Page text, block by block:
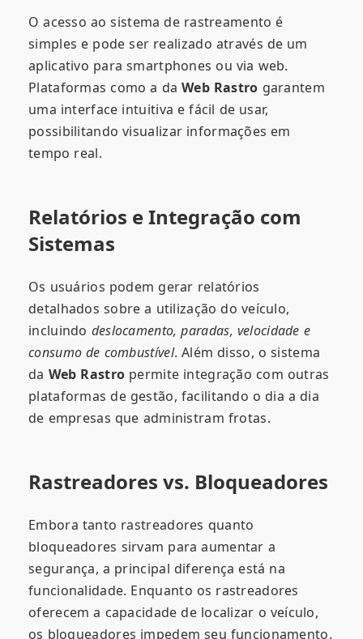
O acesso ao sistema de rastreamento é
simples e pode ser realizado através de um
aplicativo para smartphones ou via web.
Plataformas como a da Web Rastro garantem
uma interface intuitiva e fácil de usar,
possibilitando visualizar informações em
tempo real.
Relatórios e Integração com
Sistemas
Os usuários podem gerar relatórios
detalhados sobre a utilização do veículo,
incluindo deslocamento, paradas, velocidade e
consumo de combustível. Além disso, o sistema
da Web Rastro permite integração com outras
plataformas de gestão, facilitando o dia a dia
de empresas que administram frotas.
Rastreadores vs. Bloqueadores
Embora tanto rastreadores quanto
bloqueadores sirvam para aumentar a
segurança, a principal diferença está na
funcionalidade. Enquanto os rastreadores
oferecem a capacidade de localizar o veículo,
os bloqueadores impedem seu funcionamento.